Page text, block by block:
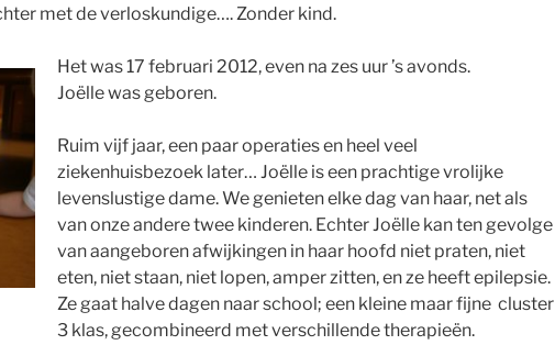
met de verloskundige…. Zonder kind.
Het was 17 februari 2012, even na zes uur ’s avonds.
Joëlle was geboren.
Ruim vijf jaar, een paar operaties en heel veel
ziekenhuisbezoek later… Joëlle is een prachtige vrolijke
levenslustige dame. We genieten elke dag van haar, net als
van onze andere twee kinderen. Echter Joëlle kan ten gevolge
van aangeboren afwijkingen in haar hoofd niet praten, niet
eten, niet staan, niet lopen, amper zitten, en ze heeft epilepsie.
Ze gaat halve dagen naar school; een kleine maar fijne cluster
3 klas, gecombineerd met verschillende therapieën.